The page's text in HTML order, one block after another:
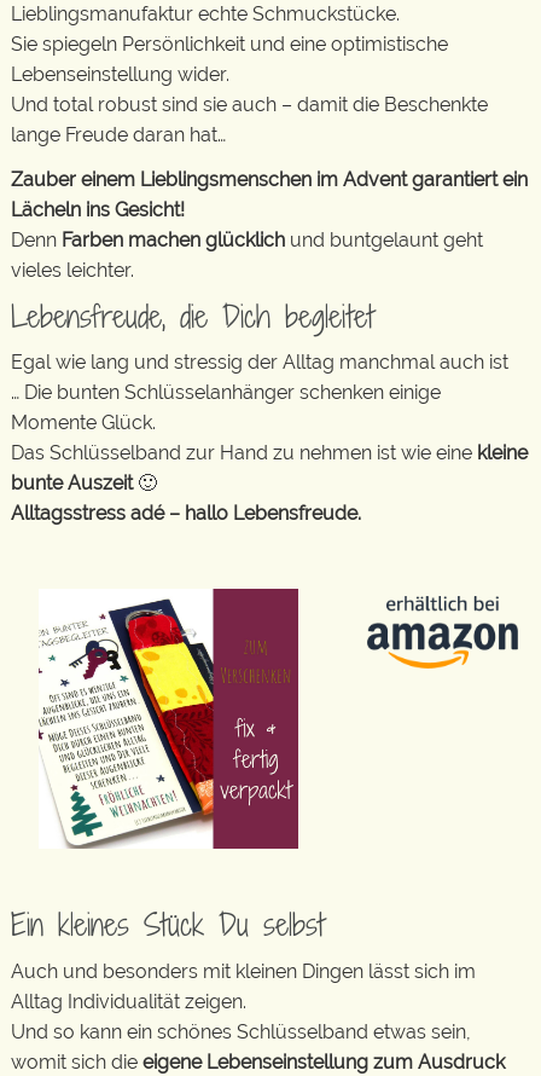
Lieblingsmanufaktur echte Schmuckstücke.
Sie spiegeln Persönlichkeit und eine optimistische
Lebenseinstellung wider.
Und total robust sind sie auch – damit die Beschenkte
lange Freude daran hat…
Zauber einem Lieblingsmenschen im Advent garantiert ein
Lächeln ins Gesicht!
Denn Farben machen glücklich und buntgelaunt geht
vieles leichter.
Lebensfreude, die Dich begleitet
Egal wie lang und stressig der Alltag manchmal auch ist
… Die bunten Schlüsselanhänger schenken einige
Momente Glück.
Das Schlüsselband zur Hand zu nehmen ist wie eine kleine
bunte Auszeit🙂
Alltagsstress adé – hallo Lebensfreude.
Ein kleines Stück Du selbst
Auch und besonders mit kleinen Dingen lässt sich im
Alltag Individualität zeigen.
Und so kann ein schönes Schlüsselband etwas sein,
womit sich die eigene Lebenseinstellung zum Ausdruck